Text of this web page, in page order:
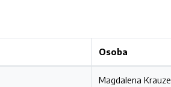
Osoba
Magdalena Krauze